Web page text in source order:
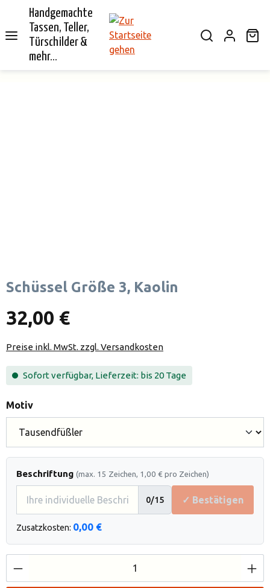
springen
Handgemachte
Tassen, Teller,
Türschilder &
mehr...
Schüssel Größe 3, Kaolin
32,00 €
Preise inkl. MwSt. zzgl. Versandkosten
Sofort verfügbar, Lieferzeit: bis 20 Tage
Motivauswählen
Beschriftung (max. 15 Zeichen, 1,00 € pro Zeichen)
0/15 ✓ Bestätigen
Zusatzkosten: 0,00 €
Produkt Anzahl: Gib den gewünschten